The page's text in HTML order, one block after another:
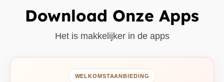
Download Onze Apps
Het is makkelijker in de apps
WELKOMSTAANBIEDING